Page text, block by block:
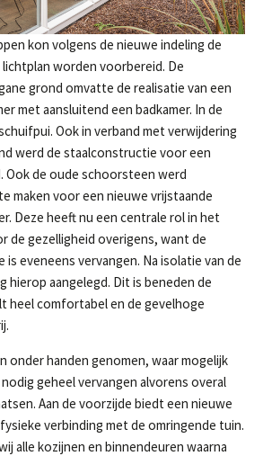
kon volgens de nieuwe indeling de
worden voorbereid. De
grond omvatte de realisatie van een
met aansluitend een badkamer. In de
Ook in verband met verwijdering
werd de staalconstructie voor een
Ook de oude schoorsteen werd
maken voor een nieuwe vrijstaande
Deze heeft nu een centrale rol in het
de gezelligheid overigens, want de
eveneens vervangen. Na isolatie van de
hierop aangelegd. Dit is beneden de
heel comfortabel en de gevelhoge
onder handen genomen, waar mogelijk
geheel vervangen alvorens overal
Aan de voorzijde biedt een nieuwe
verbinding met de omringende tuin.
alle kozijnen en binnendeuren waarna
nieuwsbrief
ik wil nieuws ontvangen